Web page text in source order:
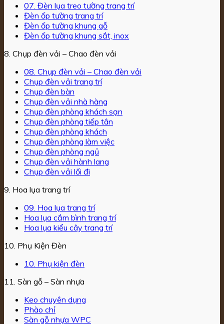
07. Đèn lụa treo tường trang trí
Đèn ốp tường trang trí
Đèn ốp tường khung gỗ
Đèn ốp tường khung sắt, inox
8. Chụp đèn vải – Chao đèn vải
08. Chụp đèn vải – Chao đèn vải
Chụp đèn vải trang trí
Chụp đèn bàn
Chụp đèn vải nhà hàng
Chụp đèn phòng khách sạn
Chụp đèn phòng tiếp tân
Chụp đèn phòng khách
Chụp đèn phòng làm việc
Chụp đèn phòng ngủ
Chụp đèn vải hành lang
Chụp đèn vải lối đi
9. Hoa lụa trang trí
09. Hoa lụa trang trí
Hoa lụa cắm bình trang trí
Hoa lụa kiểu cây trang trí
10. Phụ Kiện Đèn
10. Phụ kiện đèn
11. Sàn gỗ – Sàn nhựa
Keo chuyên dụng
Phào chỉ
Sàn gỗ nhựa WPC